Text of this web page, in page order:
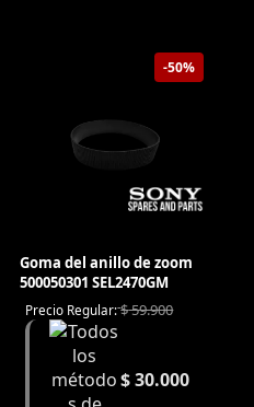
alto
-50%
Goma del anillo de zoom
500050301 SEL2470GM
Precio Regular:$59.900
$30.000